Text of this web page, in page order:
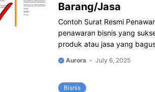
Barang/Jasa
Contoh Surat Resmi
penawaran bisnis yang
produk atau jasa yang
Aurora July 6, 2025
Bisnis